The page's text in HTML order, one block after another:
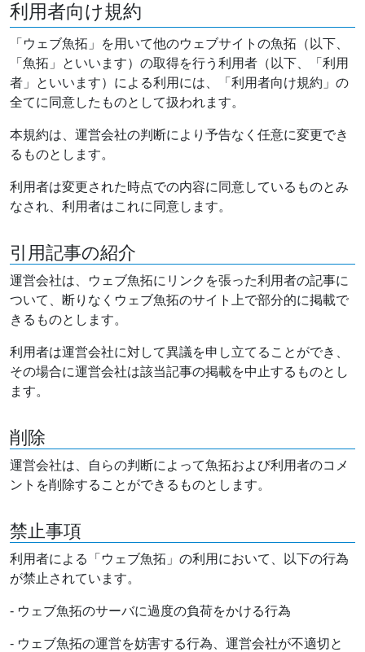
利用者向け規約
「ウェブ魚拓」を用いて他のウェブサイトの魚拓（以下、
「魚拓」といいます）の取得を行う利用者（以下、「利用
者」といいます）による利用には、「利用者向け規約」の
全てに同意したものとして扱われます。
本規約は、運営会社の判断により予告なく任意に変更でき
るものとします。
利用者は変更された時点での内容に同意しているものとみ
なされ、利用者はこれに同意します。
引用記事の紹介
運営会社は、ウェブ魚拓にリンクを張った利用者の記事に
ついて、断りなくウェブ魚拓のサイト上で部分的に掲載で
きるものとします。
利用者は運営会社に対して異議を申し立てることができ、
その場合に運営会社は該当記事の掲載を中止するものとし
ます。
削除
運営会社は、自らの判断によって魚拓および利用者のコメ
ントを削除することができるものとします。
禁止事項
利用者による「ウェブ魚拓」の利用において、以下の行為
が禁止されています。
- ウェブ魚拓のサーバに過度の負荷をかける行為
- ウェブ魚拓の運営を妨害する行為、運営会社が不適切と